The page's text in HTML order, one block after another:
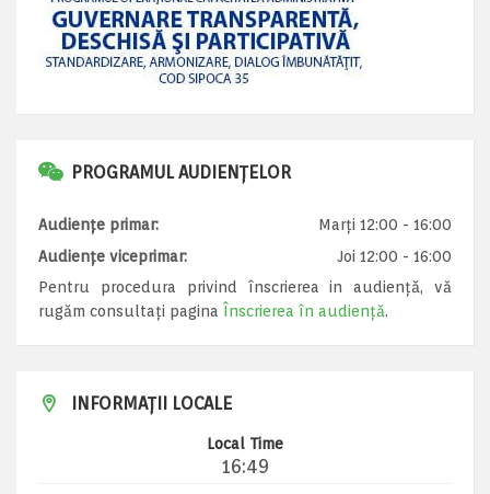
PROGRAMUL AUDIENȚELOR
Audiențe primar:
Marți 12:00 - 16:00
Audiențe viceprimar:
Joi 12:00 - 16:00
Pentru procedura privind înscrierea in audiență, vă
rugăm consultați pagina Înscrierea în audiență.
INFORMAȚII LOCALE
Local Time
16:49